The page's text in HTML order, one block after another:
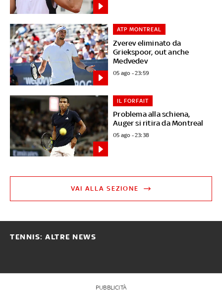
Zverev eliminato da
Griekspoor, out anche
Medvedev
ATP MONTREAL
05 ago - 23:59
Problema alla schiena,
Auger si ritira da Montreal
IL FORFAIT
05 ago - 23:38
VAI ALLA SEZIONE
TENNIS: ALTRE NEWS
PUBBLICITÀ